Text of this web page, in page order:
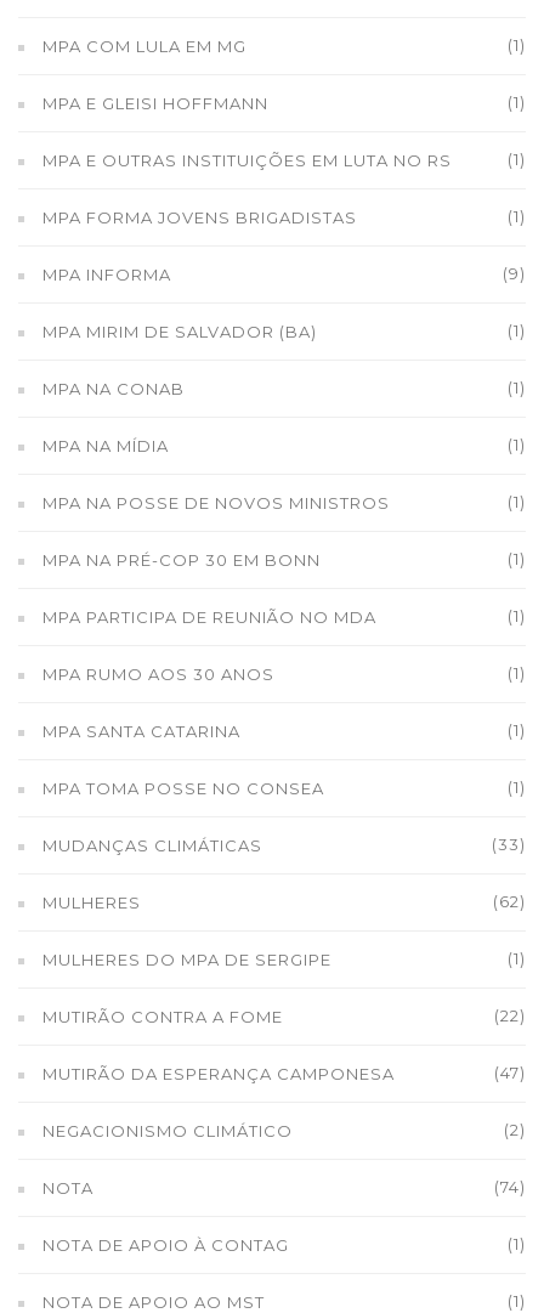
MPA COM LULA EM MG (1)
MPA E GLEISI HOFFMANN (1)
MPA E OUTRAS INSTITUIÇÕES EM LUTA NO RS (1)
MPA FORMA JOVENS BRIGADISTAS (1)
MPA INFORMA (9)
MPA MIRIM DE SALVADOR (BA) (1)
MPA NA CONAB (1)
MPA NA MÍDIA (1)
MPA NA POSSE DE NOVOS MINISTROS (1)
MPA NA PRÉ-COP 30 EM BONN (1)
MPA PARTICIPA DE REUNIÃO NO MDA (1)
MPA RUMO AOS 30 ANOS (1)
MPA SANTA CATARINA (1)
MPA TOMA POSSE NO CONSEA (1)
MUDANÇAS CLIMÁTICAS (33)
MULHERES (62)
MULHERES DO MPA DE SERGIPE (1)
MUTIRÃO CONTRA A FOME (22)
MUTIRÃO DA ESPERANÇA CAMPONESA (47)
NEGACIONISMO CLIMÁTICO (2)
NOTA (74)
NOTA DE APOIO À CONTAG (1)
NOTA DE APOIO AO MST (1)